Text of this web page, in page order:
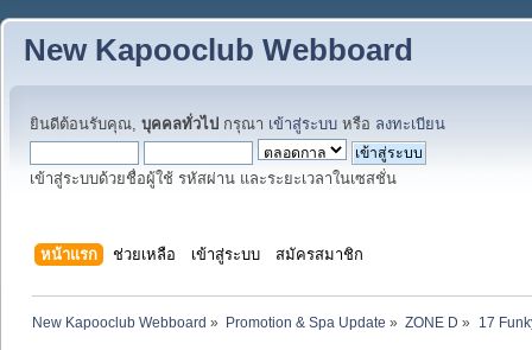
New Kapooclub Webboard
ยินดีต้อนรับคุณ, บุคคลทั่วไป กรุณา เข้าสู่ระบบ หรือ ลงทะเบียน
เข้าสู่ระบบด้วยชื่อผู้ใช้ รหัสผ่าน และระยะเวลาในเซสชั่น
หน้าแรก ช่วยเหลือ เข้าสู่ระบบ สมัครสมาชิก
New Kapooclub Webboard » Promotion & Spa Update » ZONE D » 17